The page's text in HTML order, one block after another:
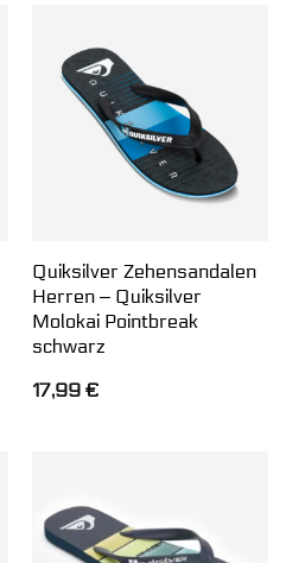
Quiksilver Zehensandalen
Herren ‒ Quiksilver
Molokai Pointbreak
schwarz
17,99 €